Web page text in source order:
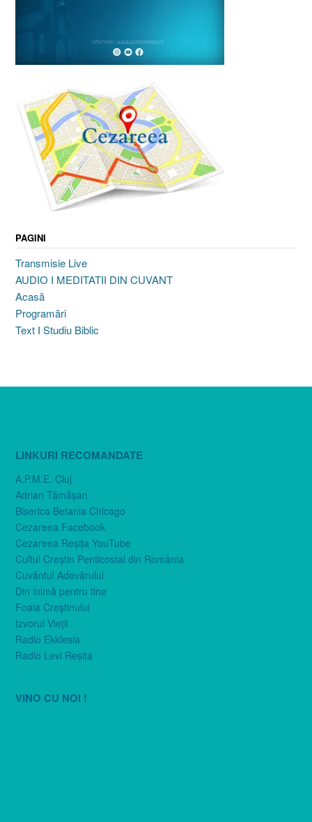
PAGINI
Transmisie Live
AUDIO I MEDITATII DIN CUVANT
Acasă
Programări
Text I Studiu Biblic
LINKURI RECOMANDATE
A.P.M.E. Cluj
Adrian Tămăşan
Biserica Betania Chicago
Cezareea Facebook
Cezareea Reşiţa YouTube
Cultul Creştin Penticostal din România
Cuvântul Adevărului
Din inimă pentru tine
Foaia Creştinului
Izvorul Vieţii
Radio Ekklesia
Radio Levi Reşiţa
VINO CU NOI !